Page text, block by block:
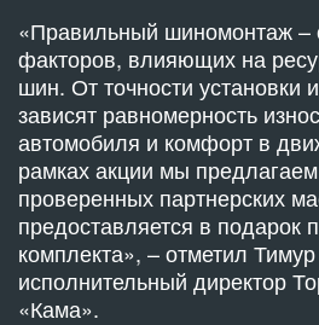
«Правильный шиномонтаж –
факторов, влияющих на
шин. От точности установки
зависят равномерность
автомобиля и комфорт в
рамках акции мы
проверенных партнерских
предоставляется в подарок
комплекта», – отметил
исполнительный директор
«Кама».